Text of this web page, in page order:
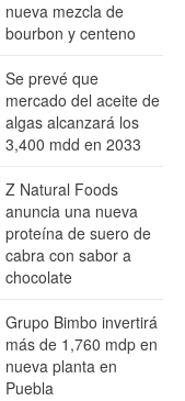
nueva mezcla de
bourbon y centeno
Se prevé que
mercado del aceite de
algas alcanzará los
3,400 mdd en 2033
Z Natural Foods
anuncia una nueva
proteína de suero de
cabra con sabor a
chocolate
Grupo Bimbo invertirá
más de 1,760 mdp en
nueva planta en
Puebla